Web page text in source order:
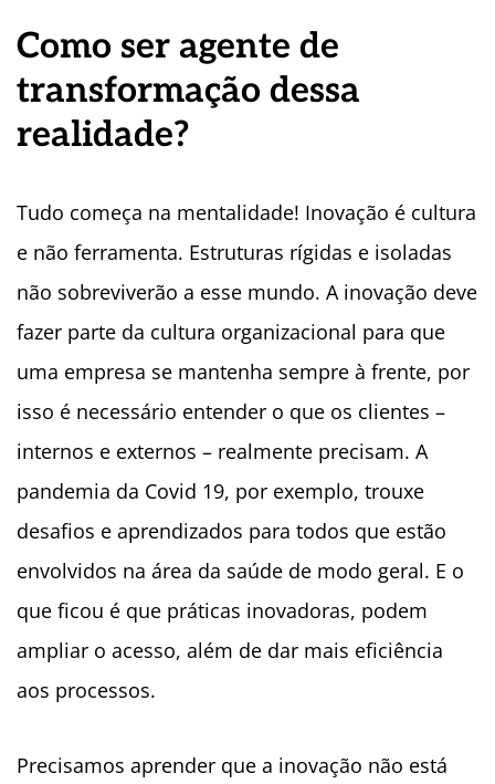
Como ser agente de
transformação dessa
realidade?
Tudo começa na mentalidade! Inovação é cultura
e não ferramenta. Estruturas rígidas e isoladas
não sobreviverão a esse mundo. A inovação deve
fazer parte da cultura organizacional para que
uma empresa se mantenha sempre à frente, por
isso é necessário entender o que os clientes –
internos e externos – realmente precisam. A
pandemia da Covid 19, por exemplo, trouxe
desafios e aprendizados para todos que estão
envolvidos na área da saúde de modo geral. E o
que ficou é que práticas inovadoras, podem
ampliar o acesso, além de dar mais eficiência
aos processos.
Precisamos aprender que a inovação não está